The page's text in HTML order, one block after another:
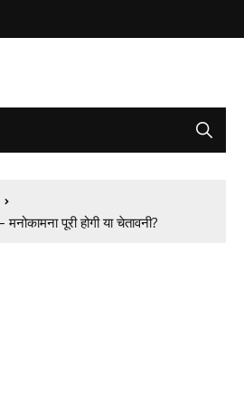
पूरी होगी या चेतावनी?